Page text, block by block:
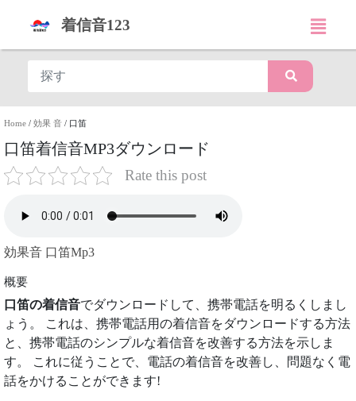
着信音123
Home / 効果 音 / 口笛
口笛着信音MP3ダウンロード
Rate this post
効果音 口笛Mp3
概要
口笛の着信音でダウンロードして、携帯電話を明るくしまし
ょう。 これは、携帯電話用の着信音をダウンロードする方法
と、携帯電話のシンプルな着信音を改善する方法を示しま
す。 これに従うことで、電話の着信音を改善し、問題なく電
話をかけることができます!